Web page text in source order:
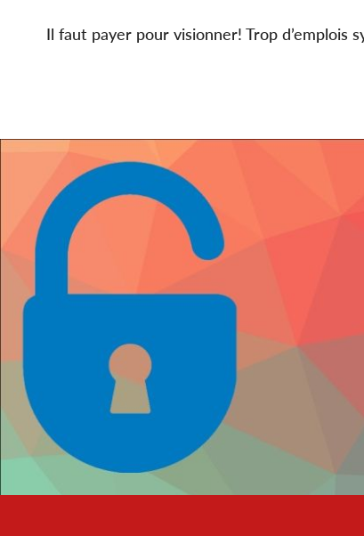
Il faut payer pour visionner! Trop d’emplois